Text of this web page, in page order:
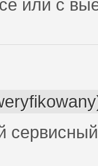
или с